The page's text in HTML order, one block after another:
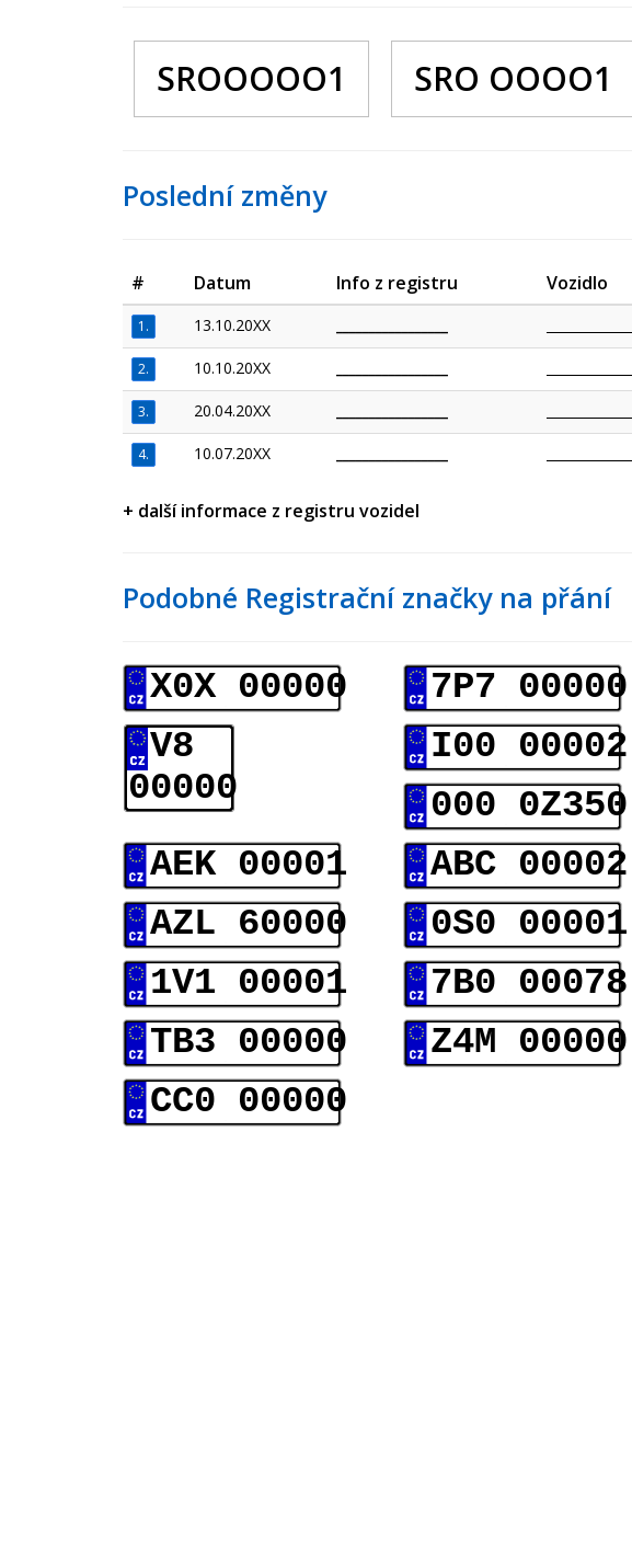
SROOOOO1 SRO OOOO1
Poslední změny
# Datum Info z registru Vozidlo
1. 13.10.20XX
2. 10.10.20XX
3. 20.04.20XX
4. 10.07.20XX
+ další informace z registru vozidel
Podobné Registrační značky na přání
X0X 00000 7P7 00000
V8
00000
I00 00002
000 0Z350
AEK 00001
ABC 00002
AZL 60000
0S0 00001
1V1 00001
7B0 00078
TB3 00000
Z4M 00000
CC0 00000